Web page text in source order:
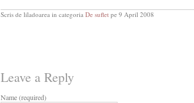
Scris de liladoarea in categoria De suflet pe 9 April 2008
Leave a Reply
Name (required)